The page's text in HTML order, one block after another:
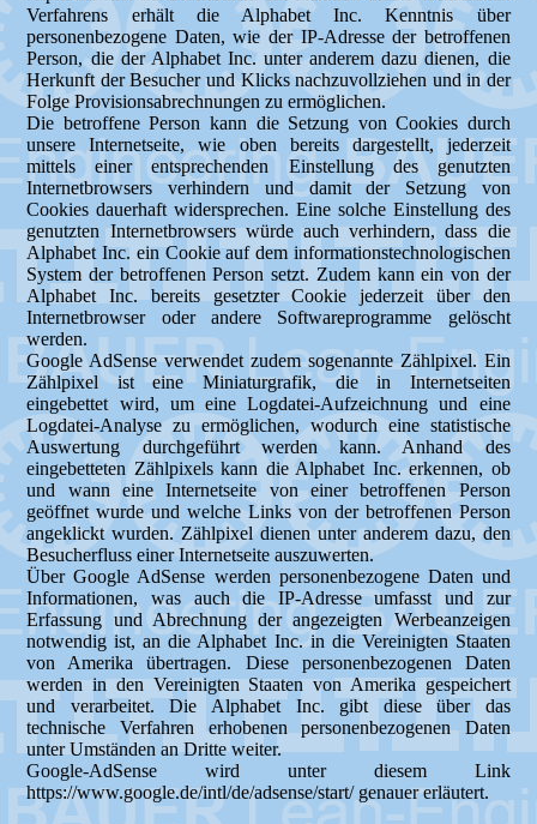
Verfahrens erhält die Alphabet Inc. Kenntnis über
personenbezogene Daten, wie der IP-Adresse der betroffenen
Person, die der Alphabet Inc. unter anderem dazu dienen, die
Herkunft der Besucher und Klicks nachzuvollziehen und in der
Folge Provisionsabrechnungen zu ermöglichen.
Die betroffene Person kann die Setzung von Cookies durch
unsere Internetseite, wie oben bereits dargestellt, jederzeit
mittels einer entsprechenden Einstellung des genutzten
Internetbrowsers verhindern und damit der Setzung von
Cookies dauerhaft widersprechen. Eine solche Einstellung des
genutzten Internetbrowsers würde auch verhindern, dass die
Alphabet Inc. ein Cookie auf dem informationstechnologischen
System der betroffenen Person setzt. Zudem kann ein von der
Alphabet Inc. bereits gesetzter Cookie jederzeit über den
Internetbrowser oder andere Softwareprogramme gelöscht
werden.
Google AdSense verwendet zudem sogenannte Zählpixel. Ein
Zählpixel ist eine Miniaturgrafik, die in Internetseiten
eingebettet wird, um eine Logdatei-Aufzeichnung und eine
Logdatei-Analyse zu ermöglichen, wodurch eine statistische
Auswertung durchgeführt werden kann. Anhand des
eingebetteten Zählpixels kann die Alphabet Inc. erkennen, ob
und wann eine Internetseite von einer betroffenen Person
geöffnet wurde und welche Links von der betroffenen Person
angeklickt wurden. Zählpixel dienen unter anderem dazu, den
Besucherfluss einer Internetseite auszuwerten.
Über Google AdSense werden personenbezogene Daten und
Informationen, was auch die IP-Adresse umfasst und zur
Erfassung und Abrechnung der angezeigten Werbeanzeigen
notwendig ist, an die Alphabet Inc. in die Vereinigten Staaten
von Amerika übertragen. Diese personenbezogenen Daten
werden in den Vereinigten Staaten von Amerika gespeichert
und verarbeitet. Die Alphabet Inc. gibt diese über das
technische Verfahren erhobenen personenbezogenen Daten
unter Umständen an Dritte weiter.
Google-AdSense wird unter diesem Link
https://www.google.de/intl/de/adsense/start/ genauer erläutert.